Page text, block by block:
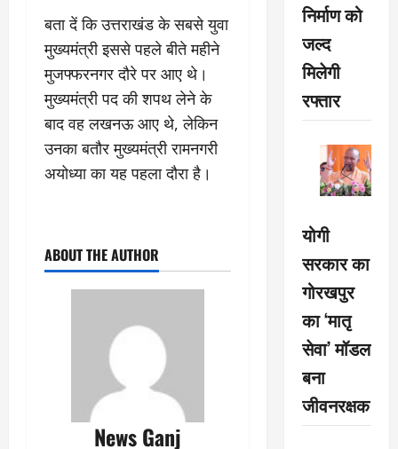
बता दें कि उत्तराखंड के सबसे युवा
मुख्यमंत्री इससे पहले बीते महीने
मुजफ्फरनगर दौरे पर आए थे।
मुख्यमंत्री पद की शपथ लेने के
बाद वह लखनऊ आए थे, लेकिन
उनका बतौर मुख्यमंत्री रामनगरी
अयोध्या का यह पहला दौरा है।
ABOUT THE AUTHOR
News Ganj
निर्माण को
जल्द
मिलेगी
रफ्तार
योगी
सरकार का
गोरखपुर
का ‘मातृ
सेवा’ मॉडल
बना
जीवनरक्षक